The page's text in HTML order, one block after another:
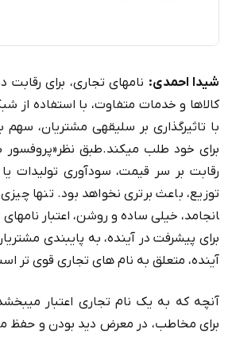
شیدا احمدی: نام­های تجاری، برای رقابت
کالاها و خدمات متفاوت، با استفاده از
با تاثیرگذاری بر سلیقه­ی مشتریان، سهم
برای خود طلب میکند.طبق نظر«پروفسور
رقابت بر سر قیمت، سودآوری تولیدات
توزیع، باعث برتری نخواهد بود. تنها
انجامد، خیلی ساده و روشن، اعتبار
برای پیشرفت در آینده، به پایبندی مشتریان
آینده، متعلق به نام های تجاری قوی تر
آنچه که به یک نام تجاری اعتبار
برای مخاطب، در معرض دید بودن و حفظ